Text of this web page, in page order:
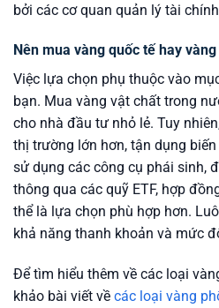
bởi các cơ quan quản lý tài
Nên mua vàng quốc tế hay
Việc lựa chọn phụ thuộc vào
bạn. Mua vàng vật chất trong
cho nhà đầu tư nhỏ lẻ. Tuy
thị trường lớn hơn, tận dụng
sử dụng các công cụ phái sinh,
thông qua các quỹ ETF, hợp
thể là lựa chọn phù hợp hơn.
khả năng thanh khoản và mức
Để tìm hiểu thêm về các loại
khảo bài viết về các loại vàng